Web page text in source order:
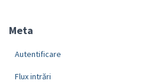
Meta
Autentificare
Flux intrări